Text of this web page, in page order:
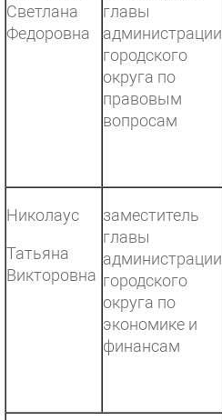
Светлана
Федоровна
главы
администрации
городского
округа по
правовым
вопросам
Николаус
Татьяна
Викторовна
заместитель
главы
администрации
городского
округа по
экономике и
финансам